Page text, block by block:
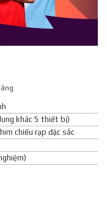
khác 5 thiết bị)
chiếu rạp đặc sắc